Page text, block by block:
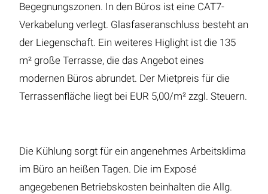
Begegnungszonen. In den Büros ist eine CAT7-
Verkabelung verlegt. Glasfaseranschluss besteht an
der Liegenschaft. Ein weiteres Higlight ist die 135
m² große Terrasse, die das Angebot eines
modernen Büros abrundet. Der Mietpreis für die
Terrassenfläche liegt bei EUR 5,00/m² zzgl. Steuern.
Die Kühlung sorgt für ein angenehmes Arbeitsklima
im Büro an heißen Tagen. Die im Exposé
angegebenen Betriebskosten beinhalten die Allg.